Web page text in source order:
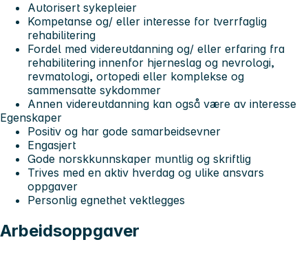
Autorisert sykepleier
Kompetanse og/ eller interesse for tverrfaglig
rehabilitering
Fordel med videreutdanning og/ eller erfaring fra
rehabilitering innenfor hjerneslag og nevrologi,
revmatologi, ortopedi eller komplekse og
sammensatte sykdommer
Annen videreutdanning kan også være av interesse
Egenskaper
Positiv og har gode samarbeidsevner
Engasjert
Gode norskkunnskaper muntlig og skriftlig
Trives med en aktiv hverdag og ulike ansvars
oppgaver
Personlig egnethet vektlegges
Arbeidsoppgaver